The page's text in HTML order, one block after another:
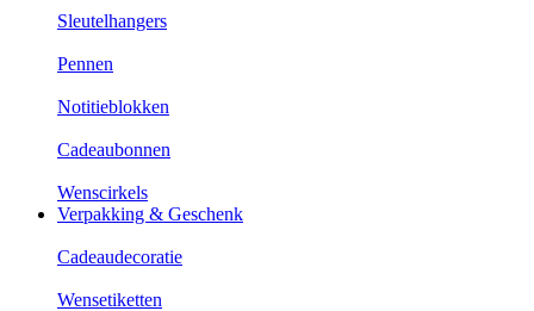
Sleutelhangers
Pennen
Notitieblokken
Cadeaubonnen
Wenscirkels
Verpakking & Geschenk
Cadeaudecoratie
Wensetiketten